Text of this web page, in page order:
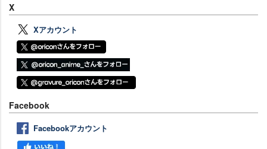
X
Xアカウント
Facebook
Facebookアカウント